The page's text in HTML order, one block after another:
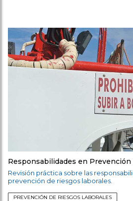
Responsabilidades en Prevención
Revisión práctica sobre las
prevención de riesgos laborales.
PREVENCIÓN DE RIESGOS LABORALES